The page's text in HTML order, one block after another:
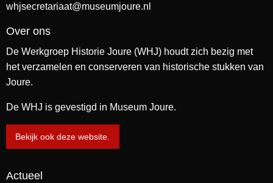
whjsecretariaat@museumjoure.nl
Over ons
De Werkgroep Historie Joure (WHJ) houdt zich bezig met
het verzamelen en conserveren van historische stukken van
Joure.
De WHJ is gevestigd in Museum Joure.
Bekijk ook deze website.
Actueel